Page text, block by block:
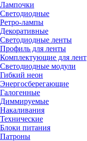
Лампочки
Светодиодные
Ретро-лампы
Декоративные
Светодиодные ленты
Профиль для ленты
Комплектующие для лент
Светодиодные модули
Гибкий неон
Энергосберегающие
Галогенные
Диммируемые
Накаливания
Технические
Блоки питания
Патроны